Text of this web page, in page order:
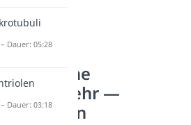
—
Dauer: 05:28
Dauer: 03:18